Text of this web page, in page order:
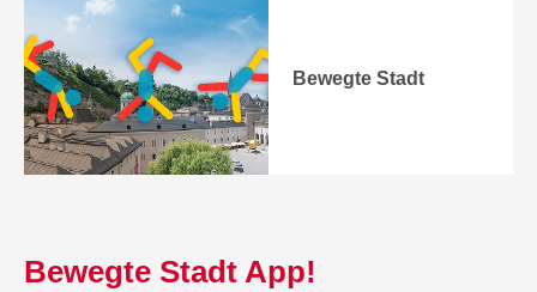
Bewegte Stadt
Bewegte Stadt App!